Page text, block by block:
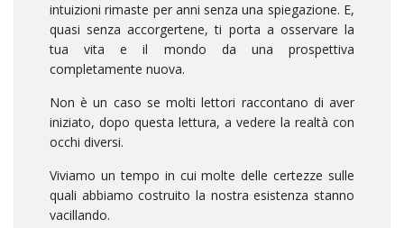
intuizioni rimaste per anni senza una spiegazione. E,
quasi senza accorgertene, ti porta a osservare la
tua vita e il mondo da una prospettiva
completamente nuova.
Non è un caso se molti lettori raccontano di aver
iniziato, dopo questa lettura, a vedere la realtà con
occhi diversi.
Viviamo un tempo in cui molte delle certezze sulle
quali abbiamo costruito la nostra esistenza stanno
vacillando.